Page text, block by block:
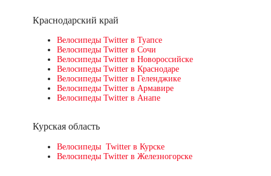
Краснодарский край
Велосипеды Twitter в Туапсе
Велосипеды Twitter в Сочи
Велосипеды Twitter в Новороссийске
Велосипеды Twitter в Краснодаре
Велосипеды Twitter в Геленджике
Велосипеды Twitter в Армавире
Велосипеды Twitter в Анапе
Курская область
Велосипеды Twitter в Курске
Велосипеды Twitter в Железногорске